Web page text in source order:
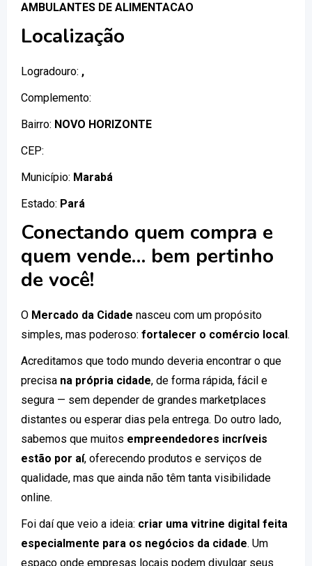
AMBULANTES DE ALIMENTACAO
Localização
Logradouro: ,
Complemento:
Bairro: NOVO HORIZONTE
CEP:
Município: Marabá
Estado: Pará
Conectando quem compra e
quem vende… bem pertinho
de você!
O Mercado da Cidade nasceu com um propósito
simples, mas poderoso: fortalecer o comércio local.
Acreditamos que todo mundo deveria encontrar o que
precisa na própria cidade, de forma rápida, fácil e
segura — sem depender de grandes marketplaces
distantes ou esperar dias pela entrega. Do outro lado,
sabemos que muitos empreendedores incríveis
estão por aí, oferecendo produtos e serviços de
qualidade, mas que ainda não têm tanta visibilidade
online.
Foi daí que veio a ideia: criar uma vitrine digital feita
especialmente para os negócios da cidade. Um
espaço onde empresas locais podem divulgar seus